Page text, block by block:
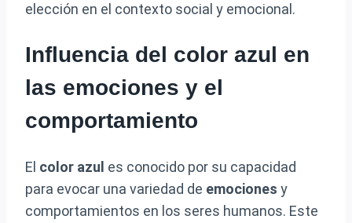
elección en el contexto social y emocional.
Influencia del color azul en
las emociones y el
comportamiento
El color azul es conocido por su capacidad
para evocar una variedad de emociones y
comportamientos en los seres humanos. Este